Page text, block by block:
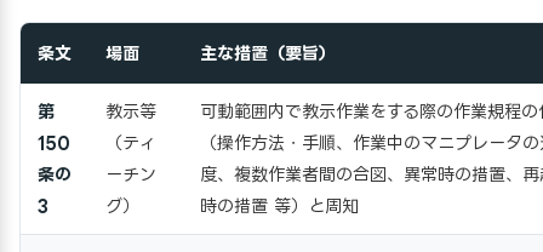
条文 場面 主な措置（要旨）
第
150
条の
3
教示等
（ティ
ーチン
グ）
可動範囲内で教示作業をする際の作業規程の
（操作方法・手順、作業中のマニプレータの
度、複数作業者間の合図、異常時の措置、再
時の措置 等）と周知